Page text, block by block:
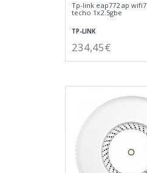
Tp-link eap772 ap
techo 1x2.5gbe
TP-LINK
234,45€